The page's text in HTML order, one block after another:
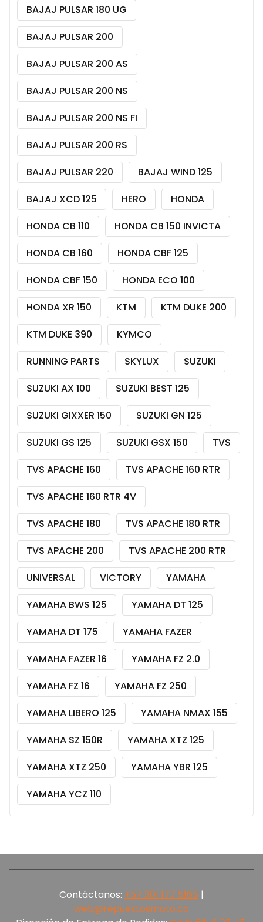
BAJAJ PULSAR 180 UG
BAJAJ PULSAR 200
BAJAJ PULSAR 200 AS
BAJAJ PULSAR 200 NS
BAJAJ PULSAR 200 NS FI
BAJAJ PULSAR 200 RS
BAJAJ PULSAR 220
BAJAJ WIND 125
BAJAJ XCD 125
HERO
HONDA
HONDA CB 110
HONDA CB 150 INVICTA
HONDA CB 160
HONDA CBF 125
HONDA CBF 150
HONDA ECO 100
HONDA XR 150
KTM
KTM DUKE 200
KTM DUKE 390
KYMCO
RUNNING PARTS
SKYLUX
SUZUKI
SUZUKI AX 100
SUZUKI BEST 125
SUZUKI GIXXER 150
SUZUKI GN 125
SUZUKI GS 125
SUZUKI GSX 150
TVS
TVS APACHE 160
TVS APACHE 160 RTR
TVS APACHE 160 RTR 4V
TVS APACHE 180
TVS APACHE 180 RTR
TVS APACHE 200
TVS APACHE 200 RTR
UNIVERSAL
VICTORY
YAMAHA
YAMAHA BWS 125
YAMAHA DT 125
YAMAHA DT 175
YAMAHA FAZER
YAMAHA FAZER 16
YAMAHA FZ 2.0
YAMAHA FZ 16
YAMAHA FZ 250
YAMAHA LIBERO 125
YAMAHA NMAX 155
YAMAHA SZ 150R
YAMAHA XTZ 125
YAMAHA XTZ 250
YAMAHA YBR 125
YAMAHA YCZ 110
Contáctanos: +57 301 177 5165‬ |
web@repuestosmoto.co